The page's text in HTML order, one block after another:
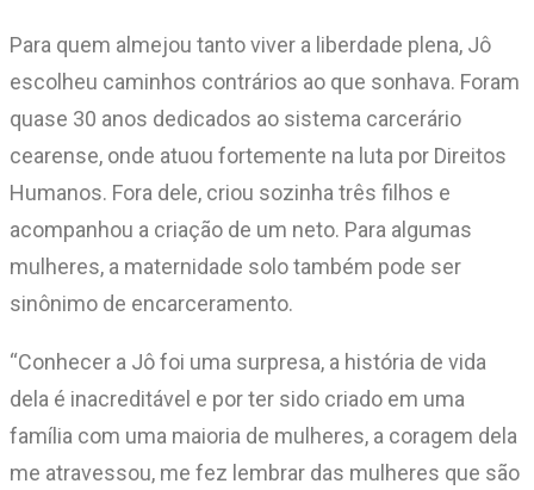
Para quem almejou tanto viver a liberdade plena, Jô
escolheu caminhos contrários ao que sonhava. Foram
quase 30 anos dedicados ao sistema carcerário
cearense, onde atuou fortemente na luta por Direitos
Humanos. Fora dele, criou sozinha três filhos e
acompanhou a criação de um neto. Para algumas
mulheres, a maternidade solo também pode ser
sinônimo de encarceramento.
“Conhecer a Jô foi uma surpresa, a história de vida
dela é inacreditável e por ter sido criado em uma
família com uma maioria de mulheres, a coragem dela
me atravessou, me fez lembrar das mulheres que são